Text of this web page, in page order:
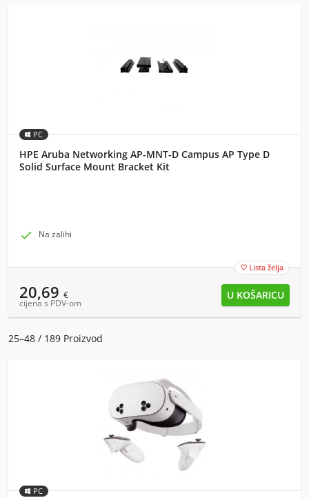
PC
HPE Aruba Networking AP-MNT-D Campus AP Type D
Solid Surface Mount Bracket Kit
 Na zalihi
 Lista želja
20,69 €
cijena s PDV-om
25–48 / 189 Proizvod
PC